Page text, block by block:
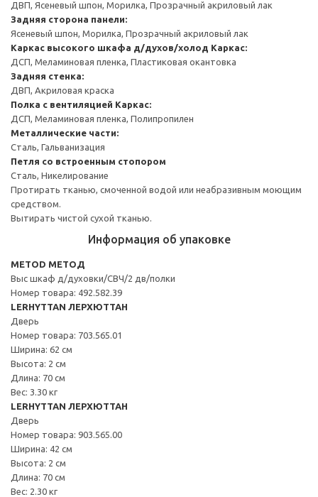
ДВП, Ясеневый шпон, Морилка, Прозрачный акриловый лак
Задняя сторона панели:
Ясеневый шпон, Морилка, Прозрачный акриловый лак
Каркас высокого шкафа д/духов/холод Каркас:
ДСП, Меламиновая пленка, Пластиковая окантовка
Задняя стенка:
ДВП, Акриловая краска
Полка с вентиляцией Каркас:
ДСП, Меламиновая пленка, Полипропилен
Металлические части:
Сталь, Гальванизация
Петля со встроенным стопором
Сталь, Никелирование
Протирать тканью, смоченной водой или неабразивным моющим
средством.
Вытирать чистой сухой тканью.
Информация об упаковке
METOD МЕТОД
Выс шкаф д/духовки/СВЧ/2 дв/полки
Номер товара: 492.582.39
LERHYTTAN ЛЕРХЮТТАН
Дверь
Номер товара: 703.565.01
Ширина: 62 см
Высота: 2 см
Длина: 70 см
Вес: 3.30 кг
LERHYTTAN ЛЕРХЮТТАН
Дверь
Номер товара: 903.565.00
Ширина: 42 см
Высота: 2 см
Длина: 70 см
Вес: 2.30 кг